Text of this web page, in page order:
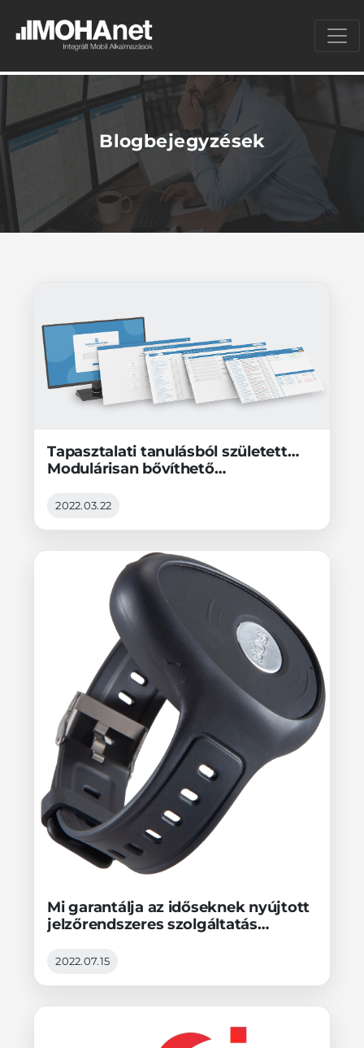
Blogbejegyzések
Tapasztalati tanulásból született…
Modulárisan bővíthető
2022.03.22
Mi garantálja az időseknek nyújtott
jelzőrendszeres szolgáltatás
2022.07.15